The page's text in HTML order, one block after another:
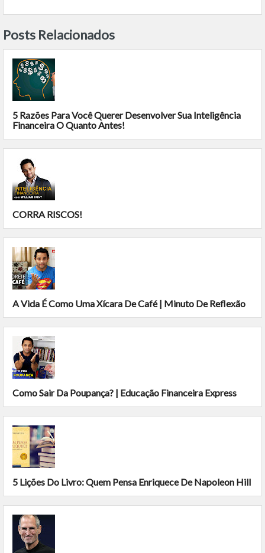
Posts Relacionados
5 Razões Para Você Querer Desenvolver Sua Inteligência
Financeira O Quanto Antes!
CORRA RISCOS!
A Vida É Como Uma Xícara De Café | Minuto De Reflexão
Como Sair Da Poupança? | Educação Financeira Express
5 Lições Do Livro: Quem Pensa Enriquece De Napoleon Hill